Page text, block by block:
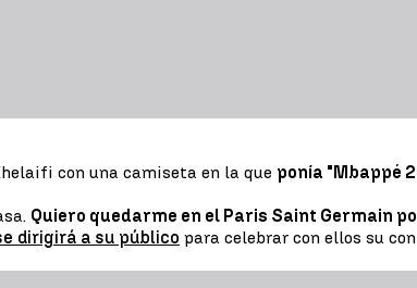
con una camiseta en la que ponía "Mbappé
Quiero quedarme en el Paris Saint Germain
dirigirá a su público para celebrar con ellos su